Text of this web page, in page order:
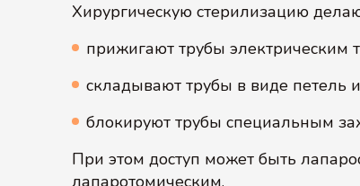
Хирургическую стерилизацию
прижигают трубы электрическим
складывают трубы в виде петель
блокируют трубы специальным
При этом доступ может быть
лапаротомическим.